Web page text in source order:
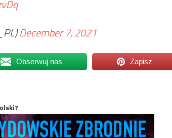
December 7, 2021
Obserwuj nas Zapisz